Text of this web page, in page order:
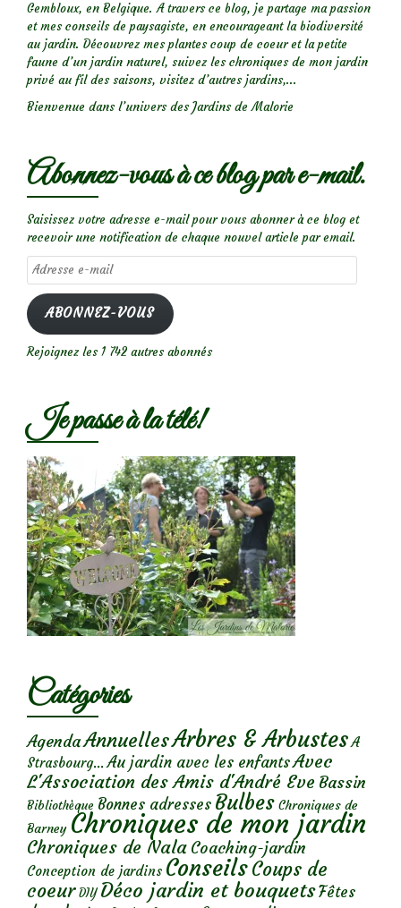
Gembloux, en Belgique. A travers ce blog, je partage ma passion
et mes conseils de paysagiste, en encourageant la biodiversité
au jardin. Découvrez mes plantes coup de coeur et la petite
faune d’un jardin naturel, suivez les chroniques de mon jardin
privé au fil des saisons, visitez d’autres jardins,...
Bienvenue dans l’univers des Jardins de Malorie
Abonnez-vous à ce blog par e-mail.
Saisissez votre adresse e-mail pour vous abonner à ce blog et
recevoir une notification de chaque nouvel article par email.
Adresse
e-
mail
ABONNEZ-VOUS
Rejoignez les 1 742 autres abonnés
Je passe à la télé!
Catégories
AgendaAnnuellesArbres & Arbustes A
Strasbourg... Au jardin avec les enfantsAvec
L'Association des Amis d'André Eve Bassin
Bibliothèque Bonnes adresses Bulbes Chroniques de
Barney Chroniques de mon jardin
Chroniques de Nala Coaching-jardin
Conception de jardins ConseilsCoups de
coeur DIY Déco jardin et bouquetsFêtes